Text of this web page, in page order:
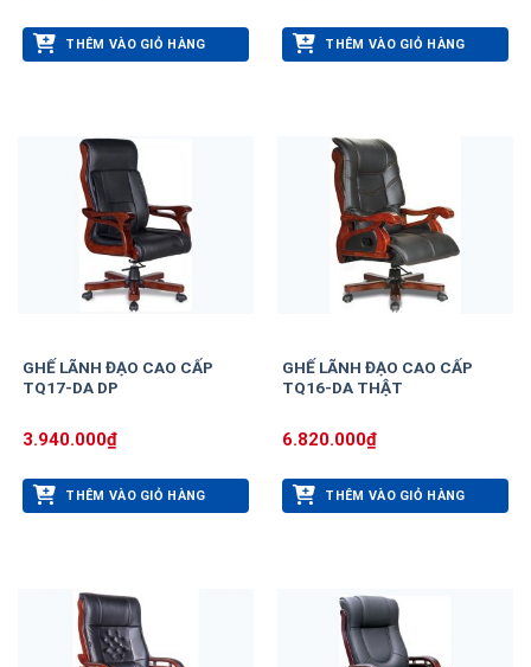
THÊM VÀO GIỎ HÀNG THÊM VÀO GIỎ HÀNG
GHẾ LÃNH ĐẠO CAO CẤP
TQ17-DA DP
3.940.000₫
THÊM VÀO GIỎ HÀNG
GHẾ LÃNH ĐẠO CAO CẤP
TQ16-DA THẬT
6.820.000₫
THÊM VÀO GIỎ HÀNG